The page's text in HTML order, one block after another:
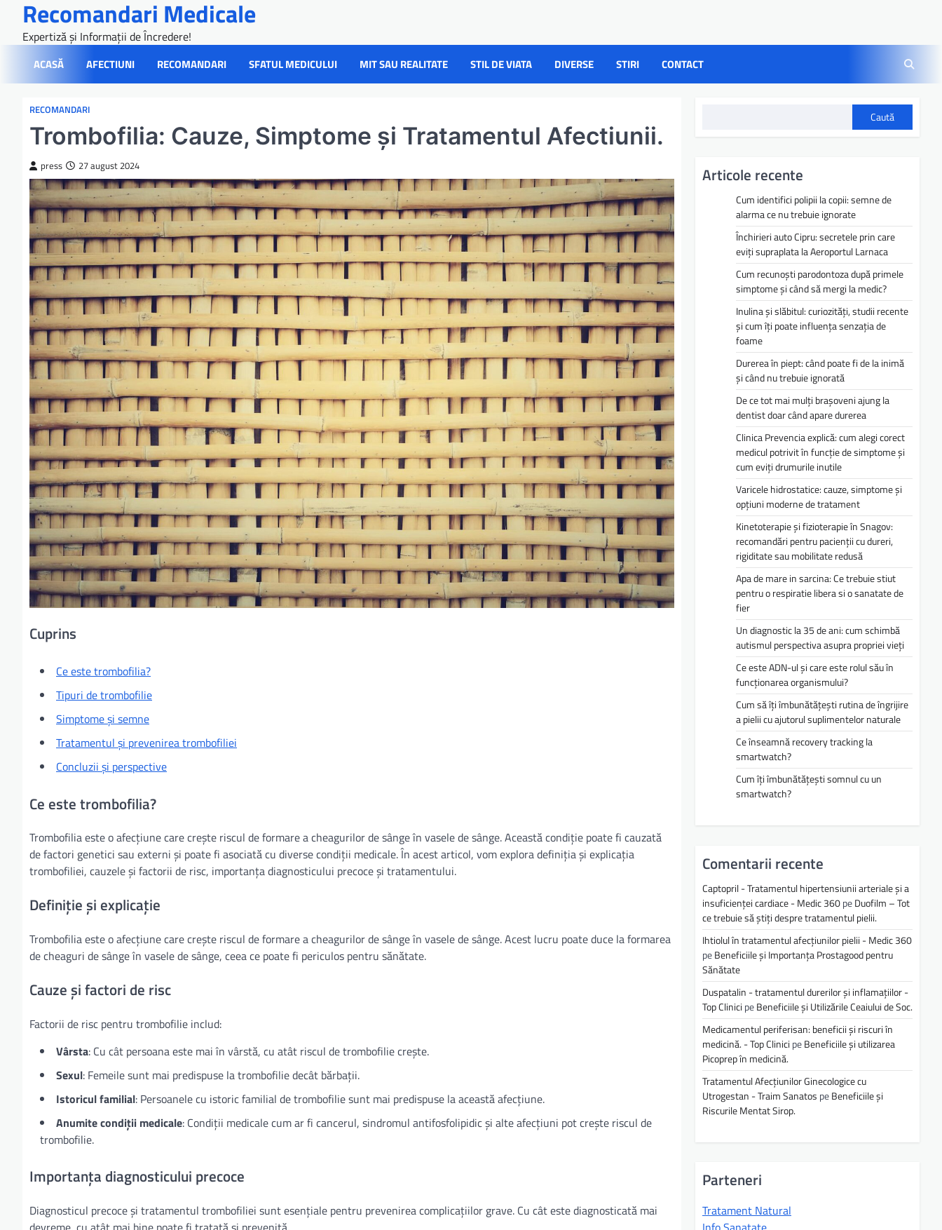
content
Recomandari Medicale
Expertiză și Informații de Încredere!
ACASĂ AFECTIUNI RECOMANDARI SFATUL MEDICULUI MIT SAU REALITATE STIL DE VIATA DIVERSE STIRI CONTACT
RECOMANDARI
Trombofilia: Cauze, Simptome și Tratamentul Afectiunii.
press 27 august 2024
Cuprins
Ce este trombofilia?
Tipuri de trombofilie
Simptome și semne
Tratamentul și prevenirea trombofiliei
Concluzii și perspective
Ce este trombofilia?
Trombofilia este o afecțiune care crește riscul de formare a cheagurilor de sânge în vasele de sânge. Această condiție poate fi cauzată
de factori genetici sau externi și poate fi asociată cu diverse condiții medicale. În acest articol, vom explora definiția și explicația
trombofiliei, cauzele și factorii de risc, importanța diagnosticului precoce și tratamentului.
Definiție și explicație
Trombofilia este o afecțiune care crește riscul de formare a cheagurilor de sânge în vasele de sânge. Acest lucru poate duce la formarea
de cheaguri de sânge în vasele de sânge, ceea ce poate fi periculos pentru sănătate.
Cauze și factori de risc
Factorii de risc pentru trombofilie includ:
Vârsta: Cu cât persoana este mai în vârstă, cu atât riscul de trombofilie crește.
Sexul: Femeile sunt mai predispuse la trombofilie decât bărbații.
Istoricul familial: Persoanele cu istoric familial de trombofilie sunt mai predispuse la această afecțiune.
Anumite condiții medicale: Condiții medicale cum ar fi cancerul, sindromul antifosfolipidic și alte afecțiuni pot crește riscul de
trombofilie.
Importanța diagnosticului precoce
Diagnosticul precoce și tratamentul trombofiliei sunt esențiale pentru prevenirea complicațiilor grave. Cu cât este diagnosticată mai
Caută
Articole recente
Cum identifici polipii la copii: semne de
alarma ce nu trebuie ignorate
Închirieri auto Cipru: secretele prin care
eviți supraplata la Aeroportul Larnaca
Cum recunoști parodontoza după primele
simptome și când să mergi la medic?
Inulina și slăbitul: curiozități, studii recente
și cum îți poate influența senzația de
foame
Durerea în piept: când poate fi de la inimă
și când nu trebuie ignorată
De ce tot mai mulți brașoveni ajung la
dentist doar când apare durerea
Clinica Prevencia explică: cum alegi corect
medicul potrivit în funcție de simptome și
cum eviți drumurile inutile
Varicele hidrostatice: cauze, simptome și
opțiuni moderne de tratament
Kinetoterapie și fizioterapie în Snagov:
recomandări pentru pacienții cu dureri,
rigiditate sau mobilitate redusă
Apa de mare in sarcina: Ce trebuie stiut
pentru o respiratie libera si o sanatate de
fier
Un diagnostic la 35 de ani: cum schimbă
autismul perspectiva asupra propriei vieți
Ce este ADN-ul și care este rolul său în
funcționarea organismului?
Cum să îți îmbunătățești rutina de îngrijire
a pielii cu ajutorul suplimentelor naturale
Ce înseamnă recovery tracking la
smartwatch?
Cum îți îmbunătățești somnul cu un
smartwatch?
Comentarii recente
Captopril - Tratamentul hipertensiunii arteriale și a
insuficienței cardiace - Medic 360peDuofilm – Tot
ce trebuie să știți despre tratamentul pielii.
Ihtiolul în tratamentul afecțiunilor pielii - Medic 360
peBeneficiile și Importanța Prostagood pentru
Sănătate
Duspatalin - tratamentul durerilor și inflamațiilor -
Top Clinici peBeneficiile și Utilizările Ceaiului de Soc.
Medicamentul periferisan: beneficii și riscuri în
medicină. - Top Clinici peBeneficiile și utilizarea
Picoprep în medicină.
Tratamentul Afecțiunilor Ginecologice cu
Utrogestan - Traim Sanatos peBeneficiile și
Riscurile Mentat Sirop.
Parteneri
Tratament Natural